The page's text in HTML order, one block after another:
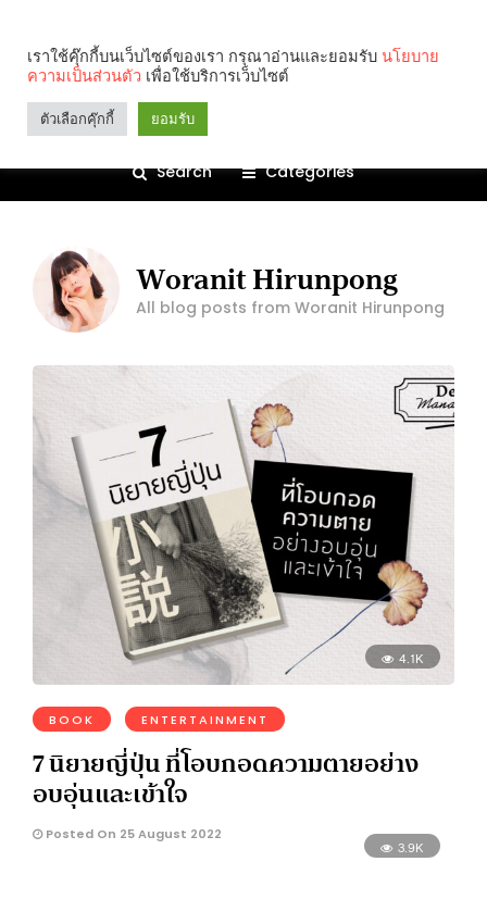
Search Categories
Woranit Hirunpong
All blog posts from Woranit Hirunpong
4.1K
BOOK ENTERTAINMENT
7 นิยายญี่ปุ่น ที่โอบกอดความตายอย่าง
อบอุ่นและเข้าใจ
Posted On 25 August 2022
3.9K
เราใช้คุ๊กกี้บนเว็บไซต์ของเรา กรุณาอ่านและยอมรับ นโยบาย
ความเป็นส่วนตัว เพื่อใช้บริการเว็บไซต์
ตัวเลือกคุ๊กกี้ ยอมรับ